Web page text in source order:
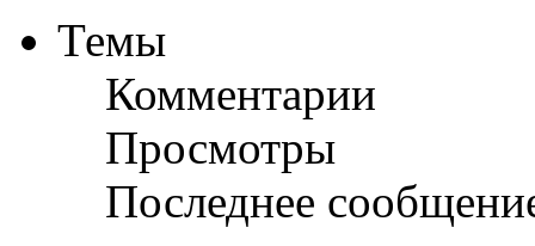
Темы
Комментарии
Просмотры
Последнее